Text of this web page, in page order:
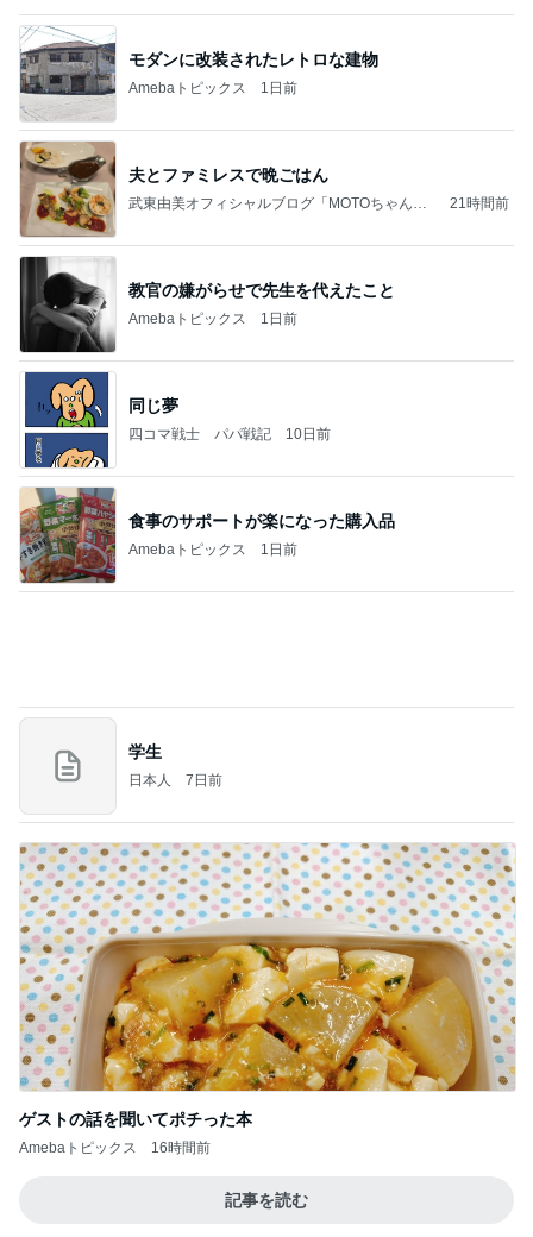
モダンに改装されたレトロな建物
Amebaトピックス 1日前
夫とファミレスで晩ごはん
武東由美オフィシャルブログ「MOTOちゃんと
21時間前
教官の嫌がらせで先生を代えたこと
Amebaトピックス 1日前
同じ夢
四コマ戦士 パパ戦記 10日前
食事のサポートが楽になった購入品
Amebaトピックス 1日前
学生
日本人 7日前
ゲストの話を聞いてポチった本
Amebaトピックス 16時間前
記事を読む